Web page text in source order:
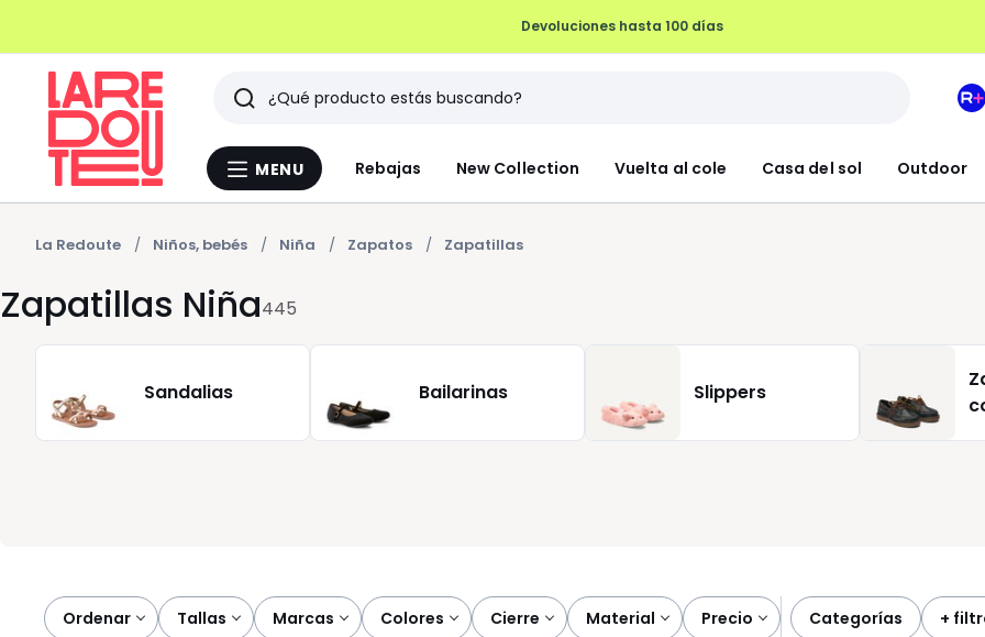
Devoluciones hasta 100 días
Menu
MENU Rebajas New Collection Vuelta al cole Casa del sol Outdoor
Buscar
Últimos
artículos
vistos
Mi
La Redoute Niños, bebés Niña Zapatos Zapatillas
Zapatillas Niña445
Sandalias Bailarinas Slippers
Ordenar
tallas marcas colores cierre material precio categorías +